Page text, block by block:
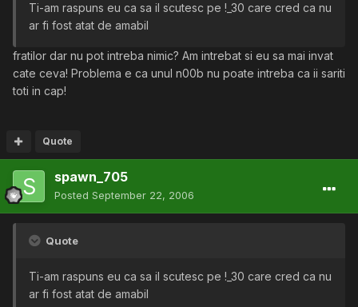
Ti-am raspuns eu ca sa il scutesc pe !_30 care cred ca nu
ar fi fost atat de amabil
fratilor dar nu pot intreba nimic? Am intrebat si eu sa mai invat
cate ceva! Problema e ca unul n00b nu poate intreba ca ii sariti
toti in cap!
Quote
spawn_705
Posted September 22, 2006
Quote
Ti-am raspuns eu ca sa il scutesc pe !_30 care cred ca nu
ar fi fost atat de amabil